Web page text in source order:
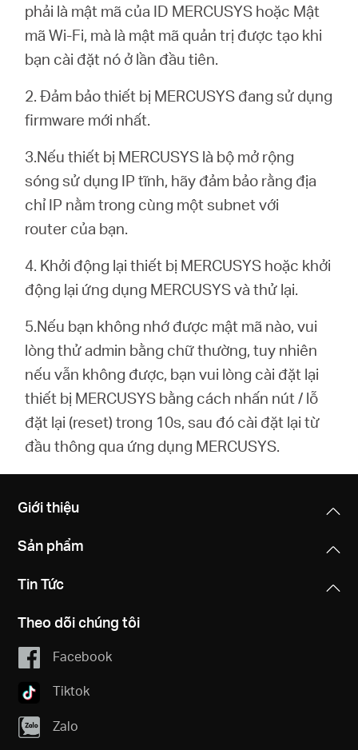
eCatalog
Nam
phải là mật mã của ID MERCUSYS hoặc Mật
mã Wi-Fi, mà là mật mã quản trị được tạo khi
bạn cài đặt nó ở lần đầu tiên.
2. Đảm bảo thiết bị MERCUSYS đang sử dụng
firmware mới nhất.
3.Nếu thiết bị MERCUSYS là bộ mở rộng
sóng sử dụng IP tĩnh, hãy đảm bảo rằng địa
chỉ IP nằm trong cùng một subnet với
router của bạn.
4. Khởi động lại thiết bị MERCUSYS hoặc khởi
động lại ứng dụng MERCUSYS và thử lại.
5.Nếu bạn không nhớ được mật mã nào, vui
lòng thử admin bằng chữ thường, tuy nhiên
nếu vẫn không được, bạn vui lòng cài đặt lại
thiết bị MERCUSYS bằng cách nhấn nút / lỗ
đặt lại (reset) trong 10s, sau đó cài đặt lại từ
đầu thông qua ứng dụng MERCUSYS.
Giới thiệu
Sản phẩm
Tin Tức
Theo dõi chúng tôi
Facebook
Tiktok
Zalo